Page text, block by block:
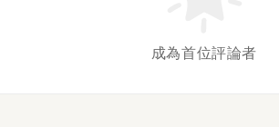
成為首位評論者